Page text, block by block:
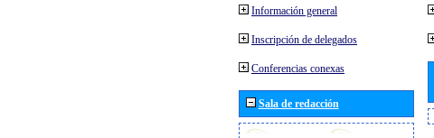
Información general
Inscripción de delegados
Conferencias conexas
Sala de redacción